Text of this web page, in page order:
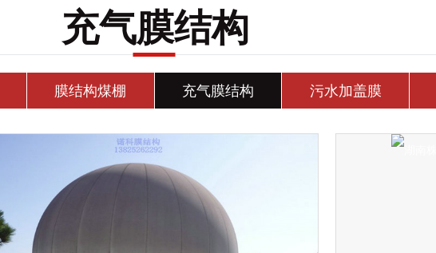
充气膜结构
膜结构煤棚 充气膜结构 污水加盖膜